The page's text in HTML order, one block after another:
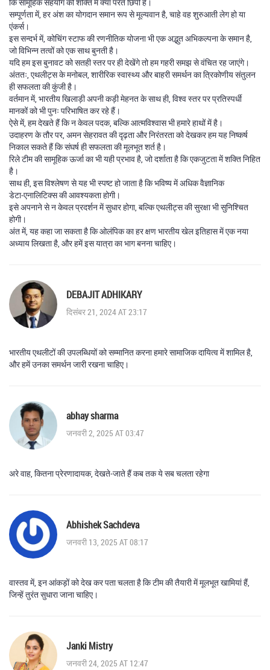
सम्पूर्णता में, हर अंश का योगदान समान रूप से मूल्यवान है, चाहे वह शुरुआती लेग हो या
एंकर्स।
इस सन्दर्भ में, कोचिंग स्टाफ की रणनीतिक योजना भी एक अद्भुत अभिकल्पना के समान है,
जो विभिन्न तत्वों को एक साथ बुनती है।
यदि हम इस बुनावट को सतही स्तर पर ही देखेंगे तो हम गहरी समझ से वंचित रह जाएंगे।
अंततः, एथलीट्स के मनोबल, शारीरिक स्वास्थ्य और बाहरी समर्थन का त्रिकोणीय संतुलन
ही सफलता की कुंजी है।
वर्तमान में, भारतीय खिलाड़ी अपनी कड़ी मेहनत के साथ ही, विश्व स्तर पर प्रतिस्पर्धी
मानकों को भी पुनः परिभाषित कर रहे हैं।
ऐसे में, हम देखते हैं कि न केवल पदक, बल्कि आत्मविश्वास भी हमारे हाथों में है।
उदाहरण के तौर पर, अमन सेहरावत की दृढ़ता और निरंतरता को देखकर हम यह निष्कर्ष
निकाल सकते हैं कि संघर्ष ही सफलता की मूलभूत शर्त है।
रिले टीम की सामूहिक ऊर्जा का भी यही प्रभाव है, जो दर्शाता है कि एकजुटता में शक्ति निहित
है।
साथ ही, इस विश्लेषण से यह भी स्पष्ट हो जाता है कि भविष्य में अधिक वैज्ञानिक
डेटा‑एनालिटिक्स की आवश्यकता होगी।
इसे अपनाने से न केवल प्रदर्शन में सुधार होगा, बल्कि एथलीट्स की सुरक्षा भी सुनिश्चित
होगी।
अंत में, यह कहा जा सकता है कि ओलंपिक का हर क्षण भारतीय खेल इतिहास में एक नया
अध्याय लिखता है, और हमें इस यात्रा का भाग बनना चाहिए।
DEBAJIT ADHIKARY
दिसंबर 21, 2024 AT 23:17
भारतीय एथलीटों की उपलब्धियों को सम्मानित करना हमारे सामाजिक दायित्व में शामिल है,
और हमें उनका समर्थन जारी रखना चाहिए।
abhay sharma
जनवरी 2, 2025 AT 03:47
अरे वाह, कितना प्रेरणादायक, देखते‑जाते हैं कब तक ये सब चलता रहेगा
Abhishek Sachdeva
जनवरी 13, 2025 AT 08:17
वास्तव में, इन आंकड़ों को देख कर पता चलता है कि टीम की तैयारी में मूलभूत खामियां हैं,
जिन्हें तुरंत सुधारा जाना चाहिए।
Janki Mistry
जनवरी 24, 2025 AT 12:47